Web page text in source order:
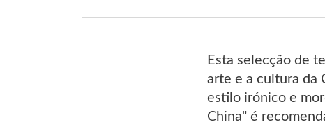
Esta selecção de
arte e a cultura da
estilo irónico e
China" é